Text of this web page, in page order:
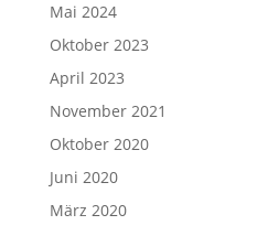
Mai 2024
Oktober 2023
April 2023
November 2021
Oktober 2020
Juni 2020
März 2020